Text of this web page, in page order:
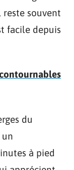
reste souvent
facile depuis
du
à pied